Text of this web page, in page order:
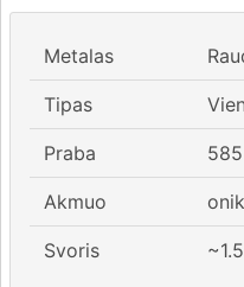
604 42021
Metalas
Tipas
Praba 585
Akmuo
Svoris ~1.5